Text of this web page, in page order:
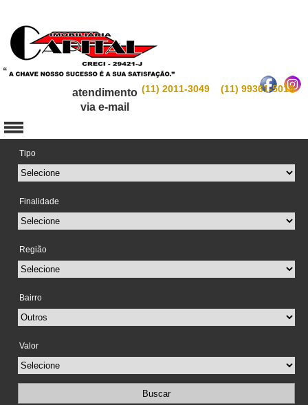
(11) 2011-3049 (11) 99361-5019
atendimento
via e-mail
Tipo
Finalidade
Região
Bairro
Valor
Buscar